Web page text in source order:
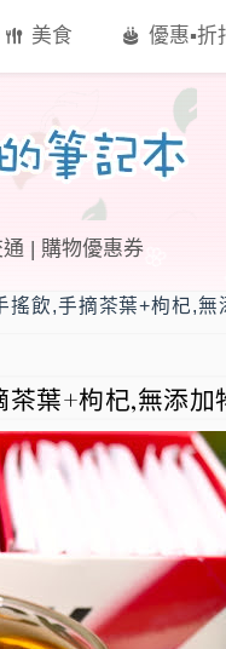
| 購物優惠券
美食 優惠▪︎折
搖飲,手摘茶葉+枸杞,無
茶葉+枸杞,無添加